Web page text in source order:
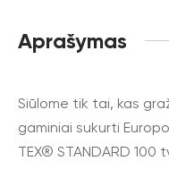
Aprašymas
Siūlome tik tai, kas
gaminiai sukurti
TEX® STANDARD